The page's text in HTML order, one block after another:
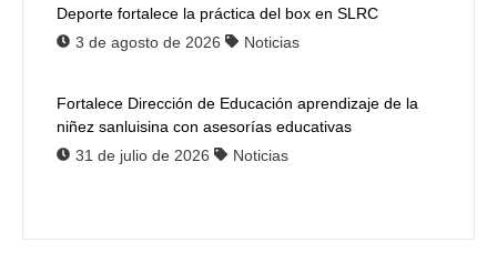
Deporte fortalece la práctica del box en SLRC
3 de agosto de 2026
Noticias
Fortalece Dirección de Educación aprendizaje de la
niñez sanluisina con asesorías educativas
31 de julio de 2026
Noticias